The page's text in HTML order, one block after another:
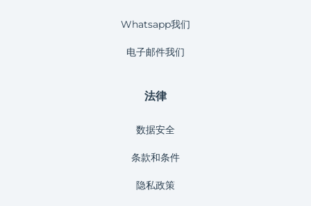
Whatsapp我们
电子邮件我们
法律
数据安全
条款和条件
隐私政策